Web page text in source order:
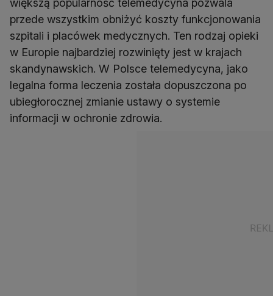
większą popularność telemedycyna pozwala
przede wszystkim obniżyć koszty funkcjonowania
szpitali i placówek medycznych. Ten rodzaj opieki
w Europie najbardziej rozwinięty jest w krajach
skandynawskich. W Polsce telemedycyna, jako
legalna forma leczenia została dopuszczona po
ubiegłorocznej zmianie ustawy o systemie
informacji w ochronie zdrowia.